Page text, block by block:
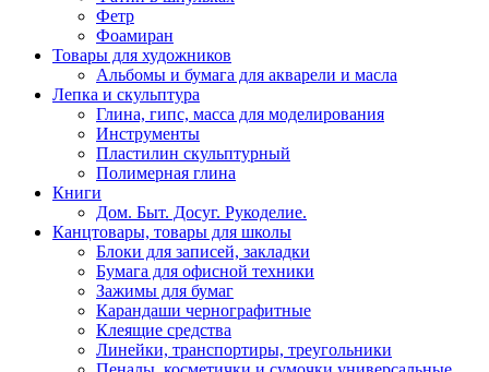
Фетр
Фоамиран
Товары для художников
Альбомы и бумага для акварели и масла
Лепка и скульптура
Глина, гипс, масса для моделирования
Инструменты
Пластилин скульптурный
Полимерная глина
Книги
Дом. Быт. Досуг. Рукоделие.
Канцтовары, товары для школы
Блоки для записей, закладки
Бумага для офисной техники
Зажимы для бумаг
Карандаши чернографитные
Клеящие средства
Линейки, транспортиры, треугольники